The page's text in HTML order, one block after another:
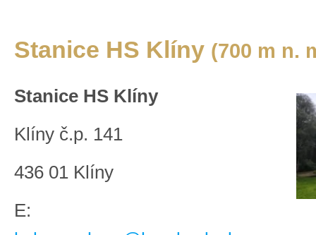
Stanice HS Klíny (700 m n.
Stanice HS Klíny
Klíny č.p. 141
436 01 Klíny
E: